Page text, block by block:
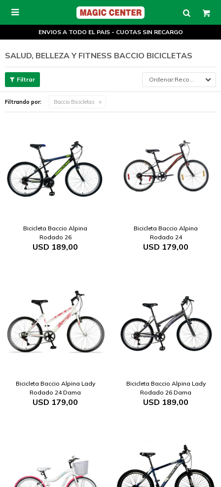

ENVIOS A TODO EL PAIS - CUOTAS SIN RECARGO
SALUD, BELLEZA Y FITNESS BACCIO BICICLETAS
Recomendados
Filtrando por: Baccio Bicicletas
Bicicleta Baccio Alpina
Rodado 26
USD 189,00
Bicicleta Baccio Alpina
Rodado 24
USD 179,00
Bicicleta Baccio Alpina Lady
Rodado 24 Dama
USD 179,00
Bicicleta Baccio Alpina Lady
Rodado 26 Dama
USD 189,00